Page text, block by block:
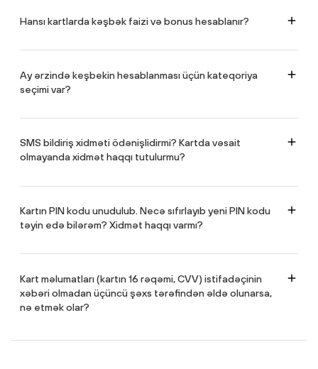
mümkündür.
Hansı kartlarda kəşbək faizi və bonus hesablanır?
Ay ərzində keşbekin hesablanması üçün kateqoriya
seçimi var?
SMS bildiriş xidməti ödənişlidirmi? Kartda vəsait
olmayanda xidmət haqqı tutulurmu?
Kartın PIN kodu unudulub. Necə sıfırlayıb yeni PIN kodu
təyin edə bilərəm? Xidmət haqqı varmı?
Kart məlumatları (kartın 16 rəqəmi, CVV) istifadəçinin
xəbəri olmadan üçüncü şəxs tərəfindən əldə olunarsa,
nə etmək olar?
Çağrı mərkəzinə zəng edərək və ya XalqOnline mobil tətbiqi vasitəsilə